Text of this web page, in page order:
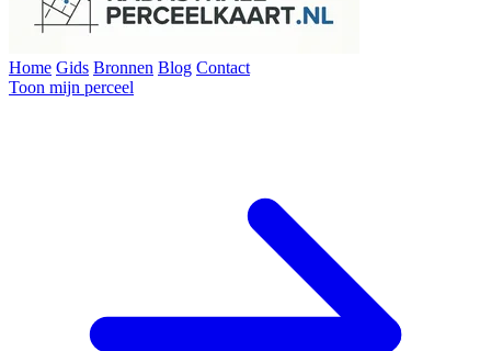
Home Gids Bronnen Blog Contact
Toon mijn perceel